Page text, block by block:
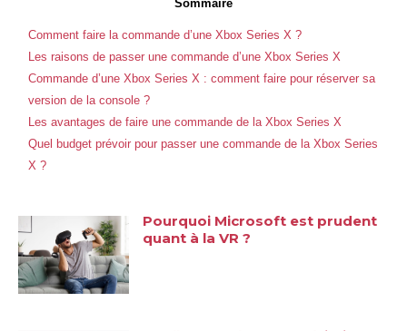
Sommaire
Comment faire la commande d’une Xbox Series X ?
Les raisons de passer une commande d’une Xbox Series X
Commande d’une Xbox Series X : comment faire pour réserver sa
version de la console ?
Les avantages de faire une commande de la Xbox Series X
Quel budget prévoir pour passer une commande de la Xbox Series
X ?
Pourquoi Microsoft est prudent
quant à la VR ?